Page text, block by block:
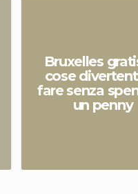
Bruxelles
cose
fare senza
un penny